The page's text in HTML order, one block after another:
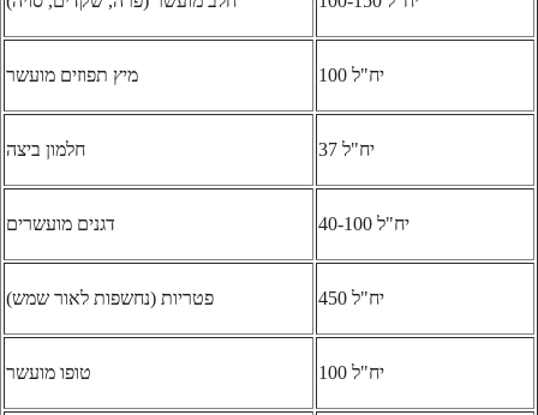
מיץ תפוזים מועשר 100 יח"ל
חלמון ביצה 37 יח"ל
דגנים מועשרים 40-100 יח"ל
פטריות (נחשפות לאור שמש) 450 יח"ל
טופו מועשר 100 יח"ל